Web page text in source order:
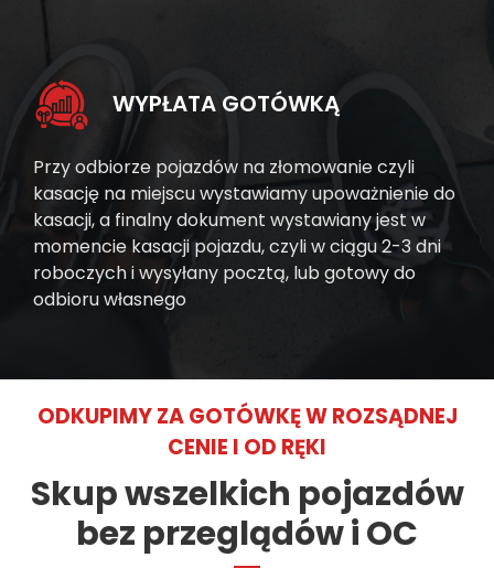
WYPŁATA GOTÓWKĄ
Przy odbiorze pojazdów na złomowanie czyli
kasację na miejscu wystawiamy upoważnienie do
kasacji, a finalny dokument wystawiany jest w
momencie kasacji pojazdu, czyli w ciągu 2-3 dni
roboczych i wysyłany pocztą, lub gotowy do
odbioru własnego
ODKUPIMY ZA GOTÓWKĘ W ROZSĄDNEJ
CENIE I OD RĘKI
Skup wszelkich pojazdów
bez przeglądów i OC